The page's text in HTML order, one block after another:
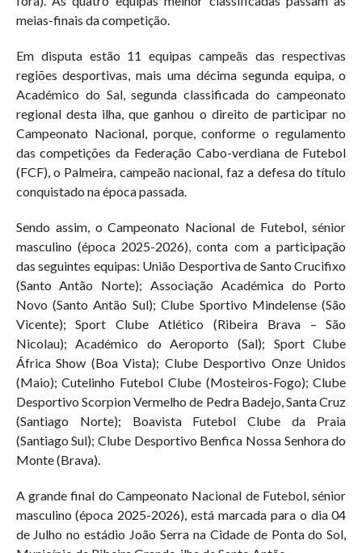
meias-finais da competição.
Em disputa estão 11 equipas campeãs das respectivas
regiões desportivas, mais uma décima segunda equipa, o
Académico do Sal, segunda classificada do campeonato
regional desta ilha, que ganhou o direito de participar no
Campeonato Nacional, porque, conforme o regulamento
das competições da Federação Cabo-verdiana de Futebol
(FCF), o Palmeira, campeão nacional, faz a defesa do título
conquistado na época passada.
Sendo assim, o Campeonato Nacional de Futebol, sénior
masculino (época 2025-2026), conta com a participação
das seguintes equipas: União Desportiva de Santo Crucifixo
(Santo Antão Norte); Associação Académica do Porto
Novo (Santo Antão Sul); Clube Sportivo Mindelense (São
Vicente); Sport Clube Atlético (Ribeira Brava – São
Nicolau); Académico do Aeroporto (Sal); Sport Clube
África Show (Boa Vista); Clube Desportivo Onze Unidos
(Maio); Cutelinho Futebol Clube (Mosteiros-Fogo); Clube
Desportivo Scorpion Vermelho de Pedra Badejo, Santa Cruz
(Santiago Norte); Boavista Futebol Clube da Praia
(Santiago Sul); Clube Desportivo Benfica Nossa Senhora do
Monte (Brava).
A grande final do Campeonato Nacional de Futebol, sénior
masculino (época 2025-2026), está marcada para o dia 04
de Julho no estádio João Serra na Cidade de Ponta do Sol,